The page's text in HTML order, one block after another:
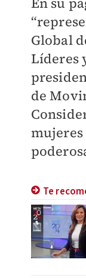
Global
Líderes
de
Te